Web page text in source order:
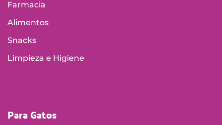
Farmacia
Alimentos
Snacks
Limpieza e Higiene
Para Gatos